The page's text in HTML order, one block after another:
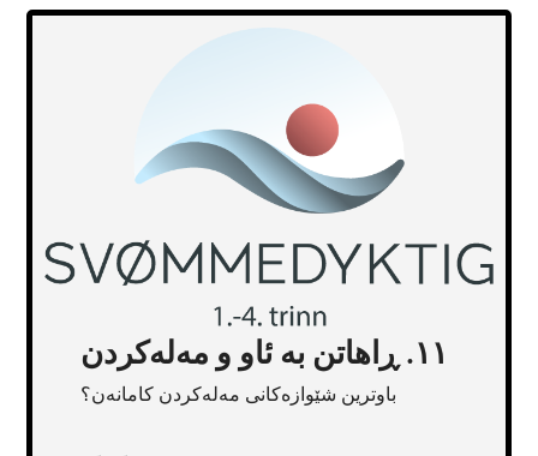
١١. ڕاهاتن بە ئاو و مەلەکردن
باوترین شێوازەکانی مەلەکردن کامانەن؟